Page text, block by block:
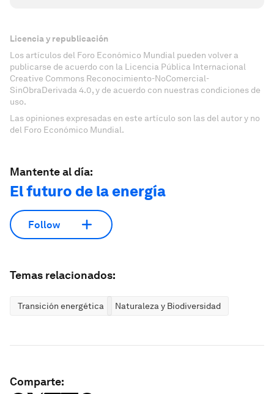
Licencia y republicación
Los artículos del Foro Económico Mundial pueden volver a
publicarse de acuerdo con la Licencia Pública Internacional
Creative Commons Reconocimiento-NoComercial-
SinObraDerivada 4.0, y de acuerdo con nuestras condiciones de
uso.
Las opiniones expresadas en este artículo son las del autor y no
del Foro Económico Mundial.
Mantente al día:
El futuro de la energía
Follow
Temas relacionados:
Transición energética Naturaleza y Biodiversidad
Comparte: